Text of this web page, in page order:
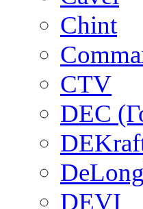
Chint
CTV
DEC
DEVI